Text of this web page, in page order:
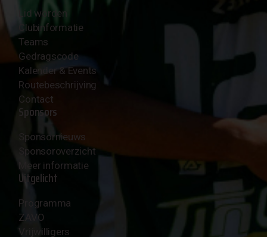
Lid worden
Clubinformatie
Teams
Gedragscode
Kalender & Events
Routebeschrijving
Contact
Sponsors
Sponsornieuws
Sponsoroverzicht
Meer informatie
Uitgelicht
Programma
ZAVO
Vrijwilligers